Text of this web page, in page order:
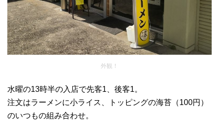
外観！
水曜の13時半の入店で先客1、後客1。
注文はラーメンに小ライス、トッピングの海苔（100円）
のいつもの組み合わせ。